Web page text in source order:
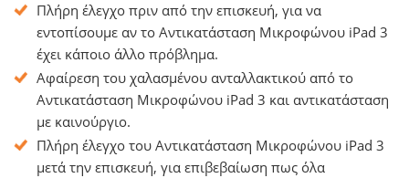
Πλήρη έλεγχο πριν από την επισκευή, για να
εντοπίσουμε αν το Αντικατάσταση Μικροφώνου iPad 3
έχει κάποιο άλλο πρόβλημα.
Αφαίρεση του χαλασμένου ανταλλακτικού από το
Αντικατάσταση Μικροφώνου iPad 3 και αντικατάσταση
με καινούργιο.
Πλήρη έλεγχο του Αντικατάσταση Μικροφώνου iPad 3
μετά την επισκευή, για επιβεβαίωση πως όλα